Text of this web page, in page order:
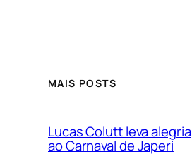
MAIS POSTS
Lucas Colutt leva alegria
ao Carnaval de Japeri